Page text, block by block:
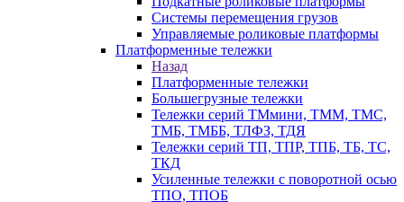
Системы перемещения грузов
Управляемые роликовые платформы
Платформенные тележки
Назад
Платформенные тележки
Большегрузные тележки
Тележки серий ТМмини, ТММ, ТМС,
ТМБ, ТМББ, ТЛФЗ, ТДЯ
Тележки серий ТП, ТПР, ТПБ, ТБ, ТС,
ТКД
Усиленные тележки с поворотной осью
ТПО, ТПОБ